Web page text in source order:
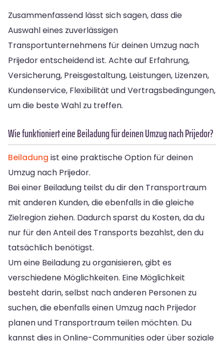
Zusammenfassend lässt sich sagen, dass die
Auswahl eines zuverlässigen
Transportunternehmens für deinen Umzug nach
Prijedor entscheidend ist. Achte auf Erfahrung,
Versicherung, Preisgestaltung, Leistungen, Lizenzen,
Kundenservice, Flexibilität und Vertragsbedingungen,
um die beste Wahl zu treffen.
Wie funktioniert eine Beiladung für deinen Umzug nach Prijedor?
Beiladung ist eine praktische Option für deinen
Umzug nach Prijedor.
Bei einer Beiladung teilst du dir den Transportraum
mit anderen Kunden, die ebenfalls in die gleiche
Zielregion ziehen. Dadurch sparst du Kosten, da du
nur für den Anteil des Transports bezahlst, den du
tatsächlich benötigst.
Um eine Beiladung zu organisieren, gibt es
verschiedene Möglichkeiten. Eine Möglichkeit
besteht darin, selbst nach anderen Personen zu
suchen, die ebenfalls einen Umzug nach Prijedor
planen und Transportraum teilen möchten. Du
kannst dies in Online-Communities oder über soziale